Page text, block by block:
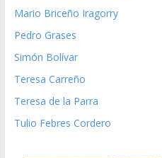
Mario Briceño Iragorry
Pedro Grases
Simón Bolívar
Teresa Carreño
Teresa de la Parra
Tulio Febres Cordero